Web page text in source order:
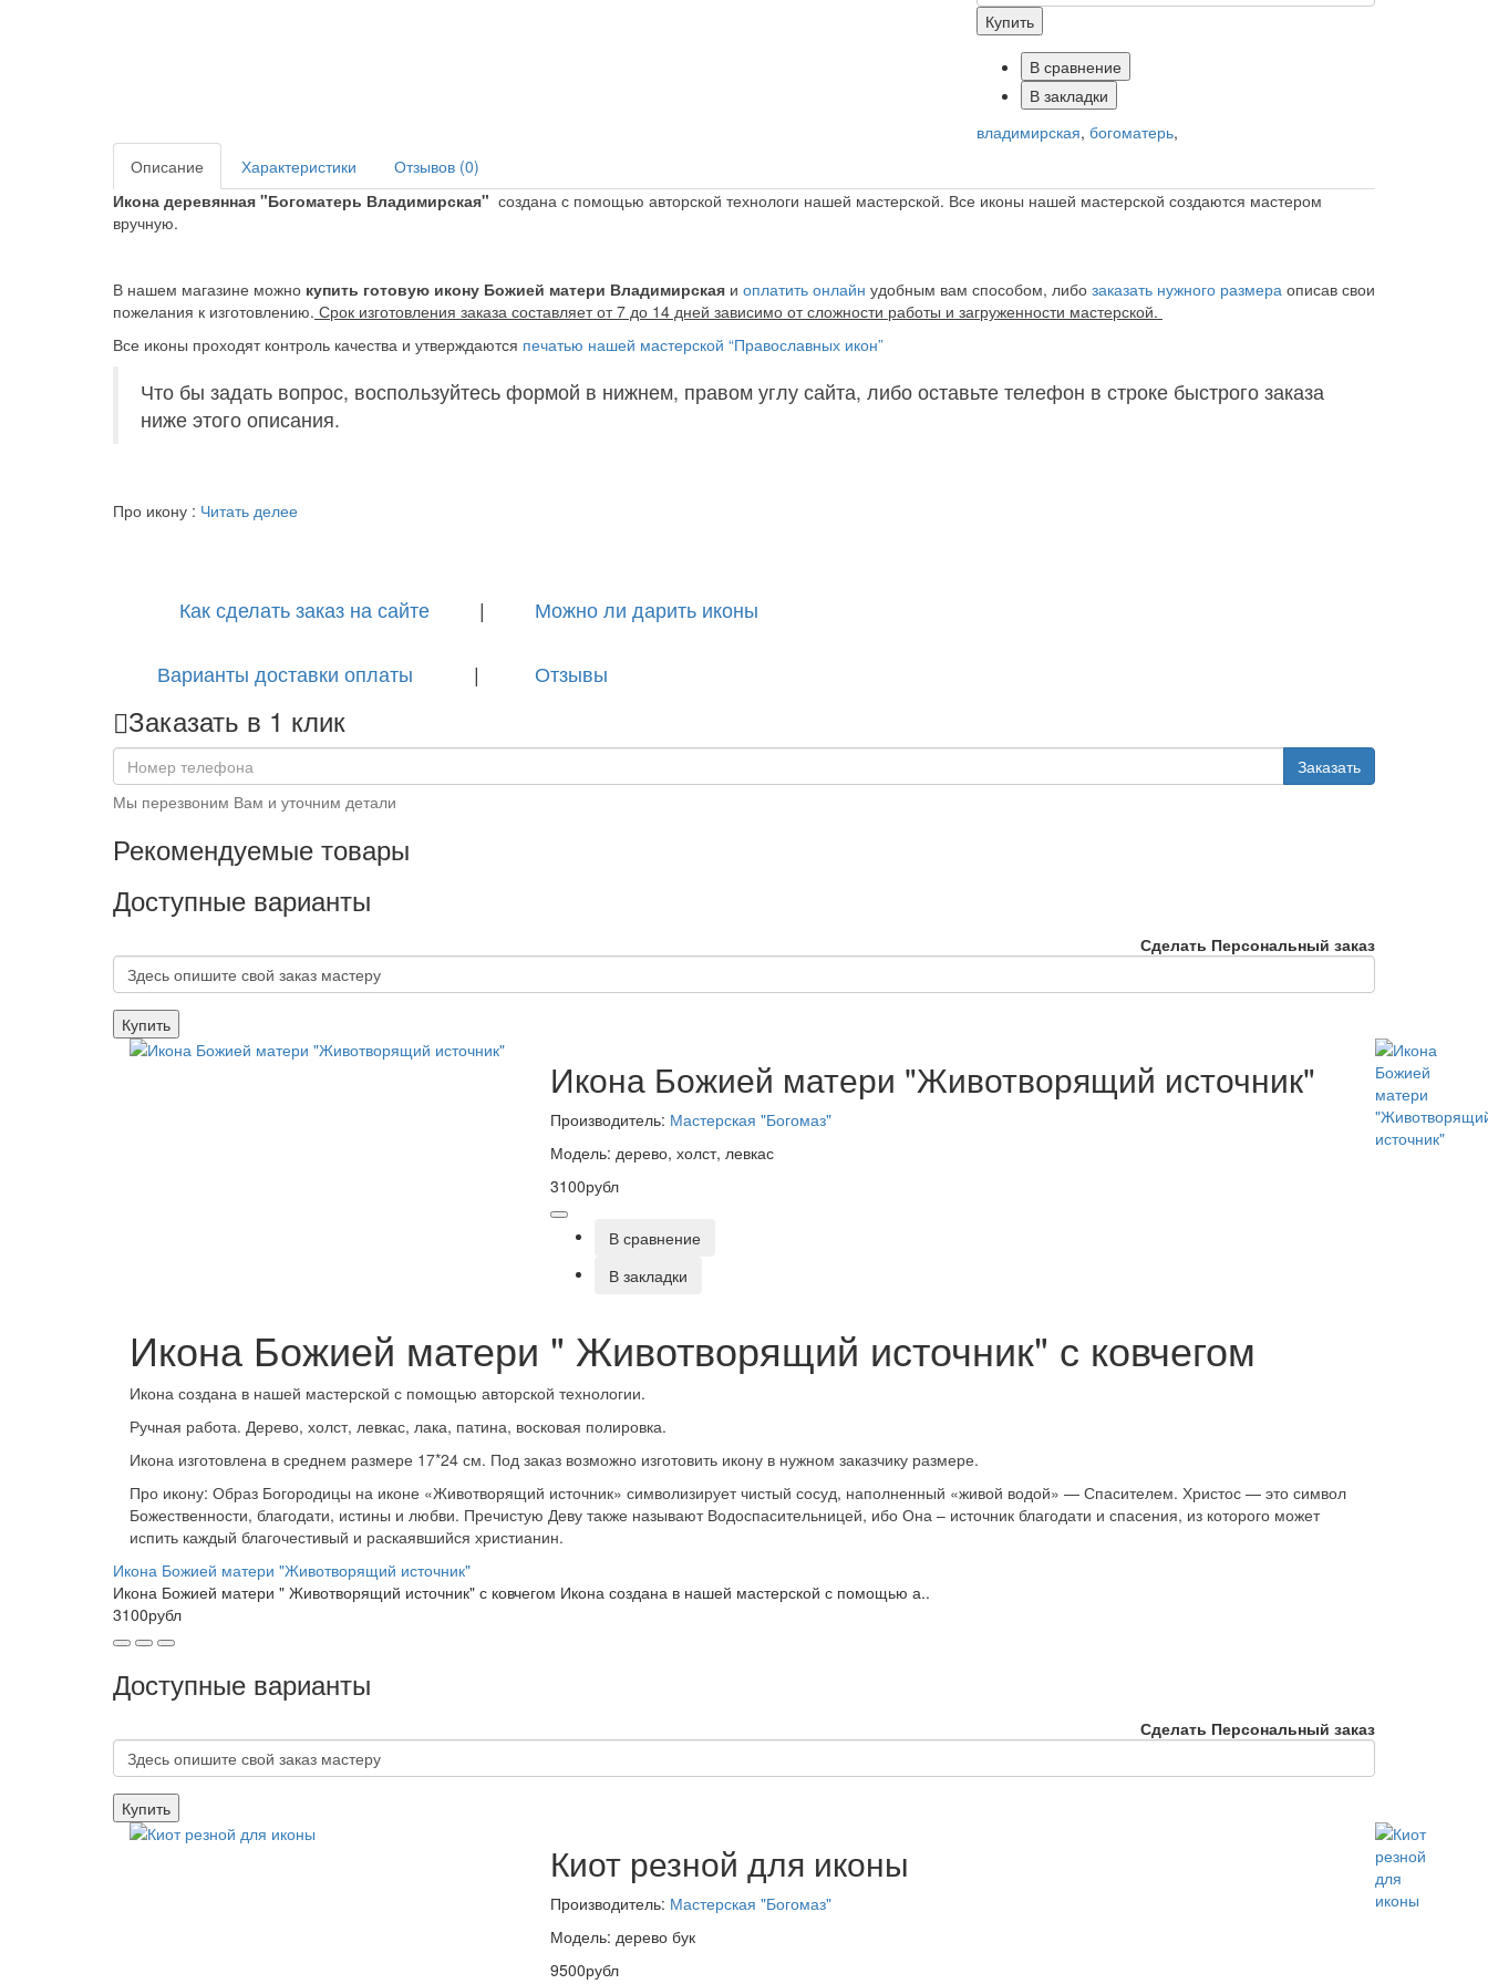
Купить
В сравнение
В закладки
владимирская, богоматерь,
Описание
Характеристики
Отзывов (0)
Икона деревянная "Богоматерь Владимирская" создана с помощью авторской технологи нашей мастерской. Все иконы нашей мастерской создаются мастером
вручную.
В нашем магазине можно купить готовую икону Божией матери Владимирская и оплатить онлайн удобным вам способом, либо заказать нужного размера описав свои
пожелания к изготовлению. Срок изготовления заказа составляет от 7 до 14 дней зависимо от сложности работы и загруженности мастерской.
Все иконы проходят контроль качества и утверждаются печатью нашей мастерской “Православных икон”
Что бы задать вопрос, воспользуйтесь формой в нижнем, правом углу сайта, либо оставьте телефон в строке быстрого заказа
ниже этого описания.
Про икону : Читать делее
Как сделать заказ на сайте | Можно ли дарить иконы
Варианты доставки оплаты | Отзывы
Заказать в 1 клик
Заказать
Мы перезвоним Вам и уточним детали
Рекомендуемые товары
Доступные варианты
Сделать Персональный заказ
Купить
Икона Божией матери "Животворящий источник"
Производитель: Мастерская "Богомаз"
Модель: дерево, холст, левкас
3100рубл
В сравнение
В закладки
Икона Божией матери " Животворящий источник" с ковчегом
Икона создана в нашей мастерской с помощью авторской технологии.
Ручная работа. Дерево, холст, левкас, лака, патина, восковая полировка.
Икона изготовлена в среднем размере 17*24 см. Под заказ возможно изготовить икону в нужном заказчику размере.
Про икону: Образ Богородицы на иконе «Животворящий источник» символизирует чистый сосуд, наполненный «живой водой» — Спасителем. Христос — это символ
Божественности, благодати, истины и любви. Пречистую Деву также называют Водоспасительницей, ибо Она – источник благодати и спасения, из которого может
испить каждый благочестивый и раскаявшийся христианин.
Икона Божией матери "Животворящий источник"
Икона Божией матери " Животворящий источник" с ковчегом Икона создана в нашей мастерской с помощью а..
3100рубл
Доступные варианты
Сделать Персональный заказ
Купить
Киот резной для иконы
Производитель: Мастерская "Богомаз"
Модель: дерево бук
9500рубл